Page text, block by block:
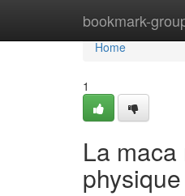
bookmark-
Home
Home
1
La